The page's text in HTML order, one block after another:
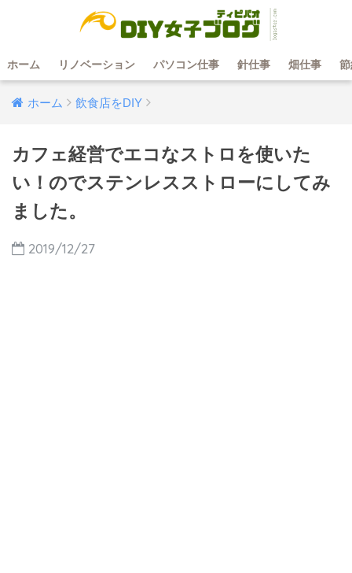
ホーム リノベーション パソコン仕事 針仕事 畑仕事
ホーム 飲食店をDIY
カフェ経営でエコなストロを使いた
い！のでステンレスストローにしてみ
ました。
2019/12/27